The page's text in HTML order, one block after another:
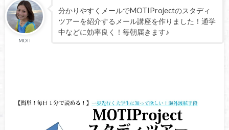
MOTI
分かりやすくメールでMOTIProjectのスタディ
ツアーを紹介するメール講座を作りました！通学
中などに効率良く！毎朝届きます♪